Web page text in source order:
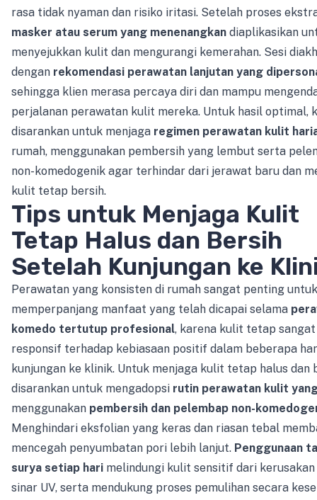
rasa tidak nyaman dan risiko iritasi. Setelah proses
masker atau serum yang menenangkan diaplikasikan
menyejukkan kulit dan mengurangi kemerahan. Sesi
dengan rekomendasi perawatan lanjutan yang
sehingga klien merasa percaya diri dan mampu
perjalanan perawatan kulit mereka. Untuk hasil optimal,
disarankan untuk menjaga regimen perawatan kulit
rumah, menggunakan pembersih yang lembut serta
non-komedogenik agar terhindar dari jerawat baru dan
kulit tetap bersih.
Tips untuk Menjaga Kulit
Tetap Halus dan Bersih
Setelah Kunjungan ke
Perawatan yang konsisten di rumah sangat penting untuk
memperpanjang manfaat yang telah dicapai selama
komedo tertutup profesional, karena kulit tetap sangat
responsif terhadap kebiasaan positif dalam beberapa
kunjungan ke klinik. Untuk menjaga kulit tetap halus dan
disarankan untuk mengadopsi rutin perawatan kulit
menggunakan pembersih dan pelembap non-
Menghindari eksfolian yang keras dan riasan tebal
mencegah penyumbatan pori lebih lanjut. Penggunaan
surya setiap hari melindungi kulit sensitif dari
sinar UV, serta mendukung proses pemulihan secara